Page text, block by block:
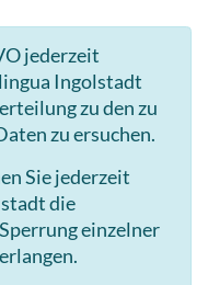
jederzeit
Ingolstadt
zu den zu
zu ersuchen.
Sie jederzeit
die
einzelner